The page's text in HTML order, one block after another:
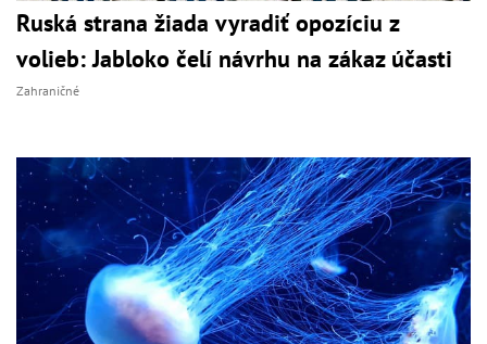
Ruská strana žiada vyradiť opozíciu z
volieb: Jabloko čelí návrhu na zákaz účasti
Zahraničné